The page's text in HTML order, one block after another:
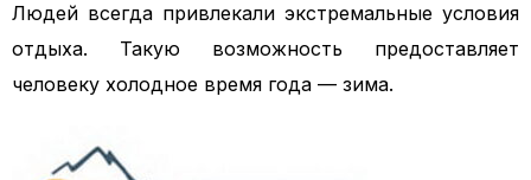
Людей всегда привлекали экстремальные условия
отдыха. Такую возможность предоставляет
человеку холодное время года — зима.